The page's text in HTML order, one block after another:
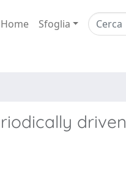
Home Sfoglia
driven